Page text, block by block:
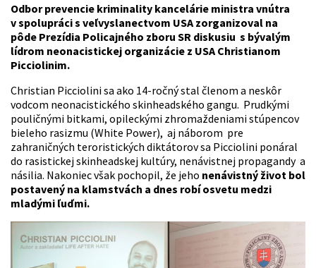
Odbor prevencie kriminality kancelárie ministra vnútra
v spolupráci s veľvyslanectvom USA zorganizoval na
pôde Prezídia Policajného zboru SR diskusiu s bývalým
lídrom neonacistickej organizácie z USA Christianom
Picciolinim.
Christian Picciolini sa ako 14-ročný stal členom a neskôr
vodcom neonacistického skinheadského gangu. Prudkými
pouličnými bitkami, opileckými zhromaždeniami stúpencov
bieleho rasizmu (White Power), aj náborom pre
zahraničných teroristických diktátorov sa Picciolini ponáral
do rasistickej skinheadskej kultúry, nenávistnej propagandy a
násilia. Nakoniec však pochopil, že jeho nenávistný život bol
postavený na klamstvách a dnes robí osvetu medzi
mladými ľuďmi.